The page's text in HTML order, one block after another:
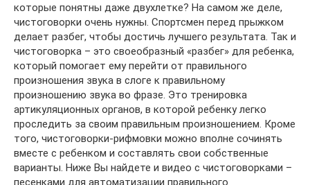
которые понятны даже двухлетке? На самом же деле,
чистоговорки очень нужны. Спортсмен перед прыжком
делает разбег, чтобы достичь лучшего результата. Так и
чистоговорка – это своеобразный «разбег» для ребенка,
который помогает ему перейти от правильного
произношения звука в слоге к правильному
произношению звука во фразе. Это тренировка
артикуляционных органов, в которой ребенку легко
проследить за своим правильным произношением. Кроме
того, чистоговорки-рифмовки можно вполне сочинять
вместе с ребенком и составлять свои собственные
варианты. Ниже Вы найдете и видео с чистоговорками –
песенками для автоматизации правильного